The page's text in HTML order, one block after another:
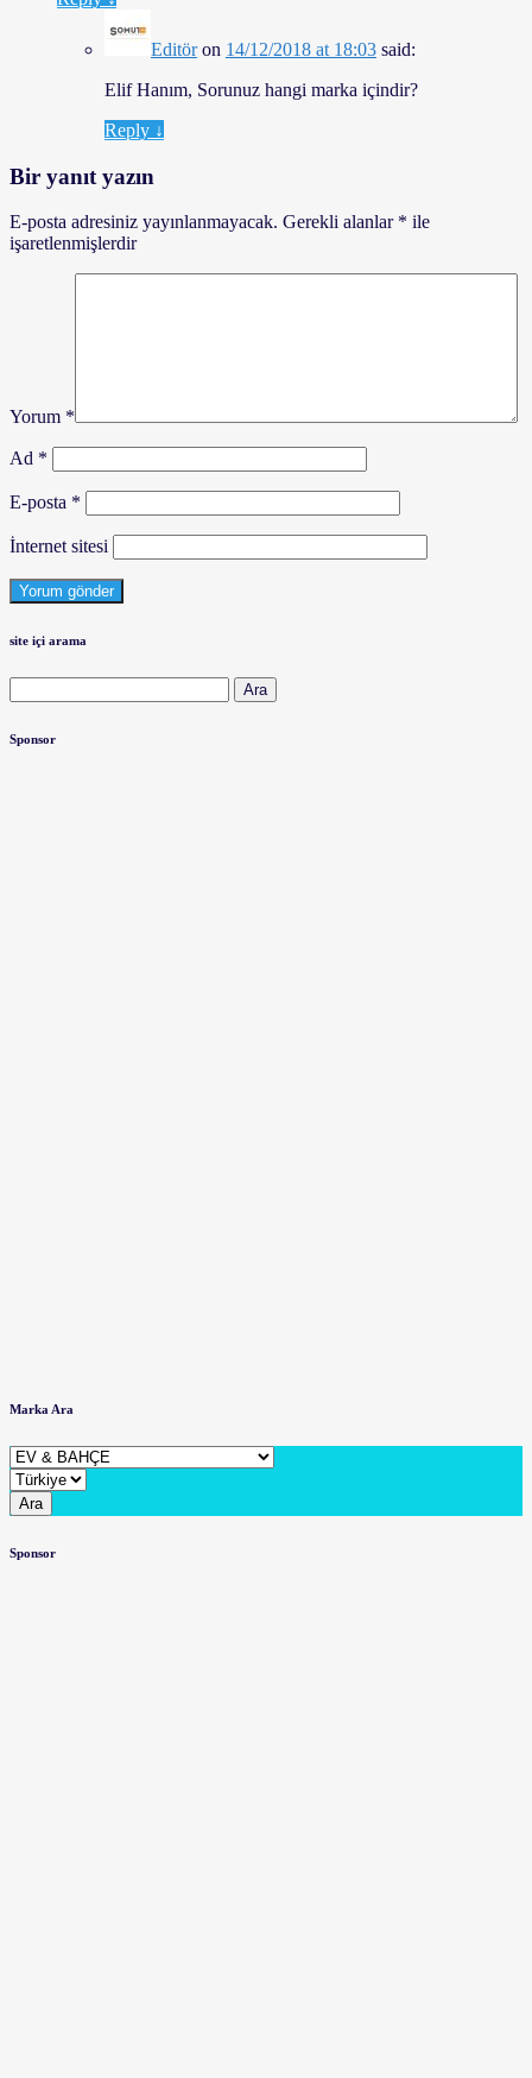
Editöron 14/12/2018 at 18:03 said:
Elif Hanım, Sorunuz hangi marka içindir?
Reply ↓
Bir yanıt yazın
E-posta adresiniz yayınlanmayacak. Gerekli alanlar * ile
işaretlenmişlerdir
Yorum *
Ad *
E-posta *
İnternet sitesi
site içi arama
Sponsor
Marka Ara
Ara
Sponsor